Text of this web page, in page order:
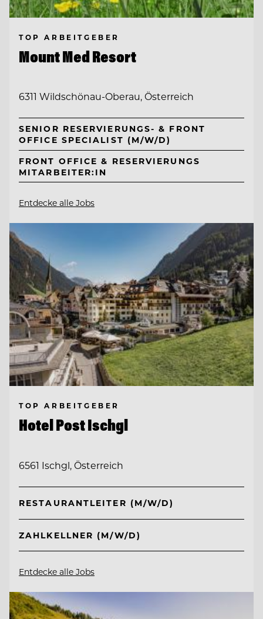
TOP ARBEITGEBER
Mount Med Resort
6311 Wildschönau-Oberau, Österreich
SENIOR RESERVIERUNGS- & FRONT
OFFICE SPECIALIST (M/W/D)
FRONT OFFICE & RESERVIERUNGS
MITARBEITER:IN
Entdecke alle Jobs
TOP ARBEITGEBER
Hotel Post Ischgl
6561 Ischgl, Österreich
RESTAURANTLEITER (M/W/D)
ZAHLKELLNER (M/W/D)
Entdecke alle Jobs